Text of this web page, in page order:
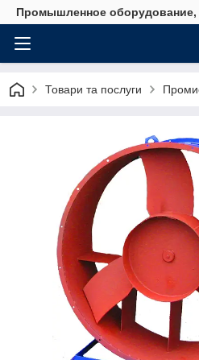
Промышленное
Товари та послуги